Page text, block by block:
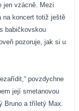
jen vzácně. Mezi
na koncert totiž ještě
babičkovskou
pozoruje, jak si u
povzdychne
její smetanovou
Bruno a tříletý Max.